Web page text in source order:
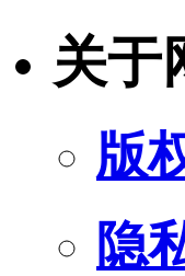
关于
版
隐